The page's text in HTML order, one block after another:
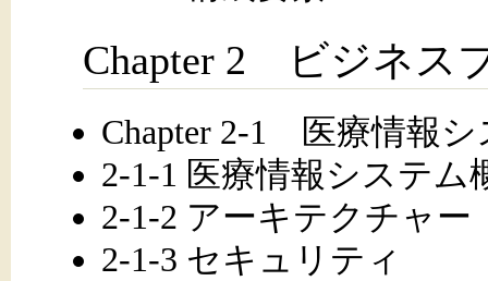
Chapter 2 ビジネス
Chapter 2-1 医療情報シ
2-1-1 医療情報システム
2-1-2 アーキテクチャー
2-1-3 セキュリティ